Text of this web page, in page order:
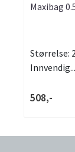
Maxibag
Størrelse:
Innvendig...
508,-